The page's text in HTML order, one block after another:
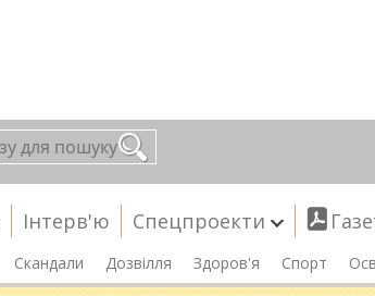
Інтерв'ю Спецпроекти
Скандали Дозвілля Здоров'я Спорт